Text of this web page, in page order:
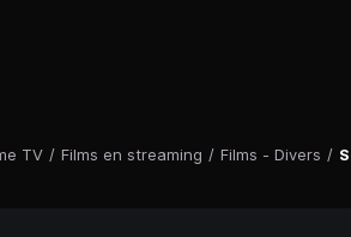
TV / Films en streaming / Films - Divers /